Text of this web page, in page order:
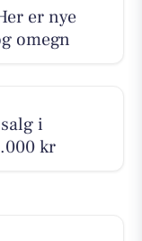
er nye
omegn
i
kr